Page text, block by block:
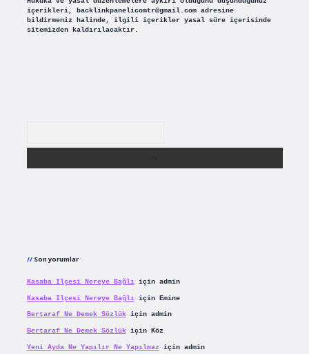
içerikleri, backlinkpanelicomtr@gmail.comadresine
bildirmeniz halinde, ilgili içerikler yasal süre içerisinde
sitemizden kaldırılacaktır.
Son yorumlar
Kasaba Ilçesi Nereye Bağlıiçin admin
Kasaba Ilçesi Nereye Bağlıiçin Emine
Bertaraf Ne Demek Sözlükiçin admin
Bertaraf Ne Demek Sözlükiçin Köz
Yeni Ayda Ne Yapılır Ne Yapılmaziçin admin